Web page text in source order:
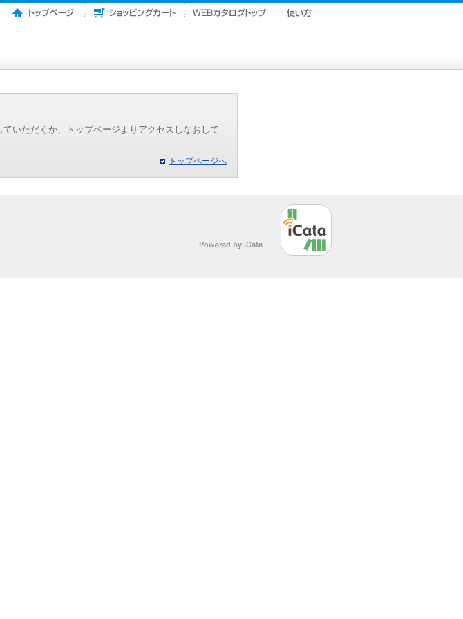
いただくか、トップページよりアクセスしなおして
トップページへ